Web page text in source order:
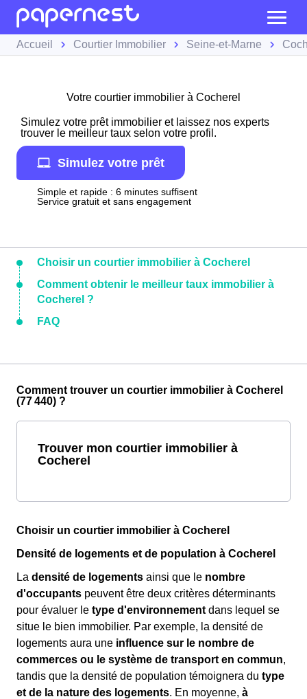
Accueil Courtier Immobilier Seine-et-Marne
Votre courtier immobilier à Cocherel
Simulez votre prêt immobilier et laissez nos experts
trouver le meilleur taux selon votre profil.
Simulez votre prêt
Simple et rapide : 6 minutes suffisent
Service gratuit et sans engagement
Choisir un courtier immobilier à Cocherel
Comment obtenir le meilleur taux immobilier à
Cocherel ?
FAQ
Comment trouver un courtier immobilier à Cocherel
(77 440) ?
Trouver mon courtier immobilier à
Cocherel
Choisir un courtier immobilier à Cocherel
Densité de logements et de population à Cocherel
La densité de logements ainsi que le nombre
d'occupants peuvent être deux critères déterminants
pour évaluer le type d'environnement dans lequel se
situe le bien immobilier. Par exemple, la densité de
logements aura une influence sur le nombre de
commerces ou le système de transport en commun,
tandis que la densité de population témoignera du type
et de la nature des logements. En moyenne, à